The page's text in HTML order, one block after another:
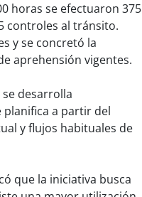
horas se efectuaron 375
controles al tránsito.
y se concretó la
aprehensión vigentes.
desarrolla
planifica a partir del
y flujos habituales de
que la iniciativa busca